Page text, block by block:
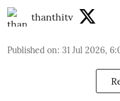
thanthitv
Published on: 31 Jul 2026,